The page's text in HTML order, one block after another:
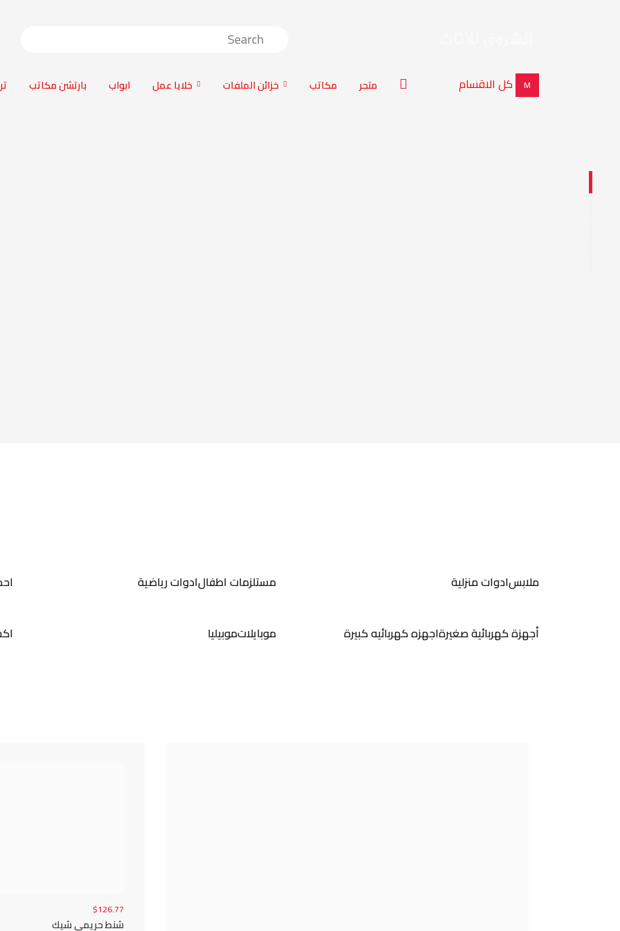
M كل الاقسام متجر مكاتب خزائن الملفات خلايا عمل ابواب بارتشن مكاتب
ملابسادوات منزلية مستلزمات اطفالادوات رياضية
أجهزة كهربائية صغيرةاجهزه كهربائيه كبيرة موبايلاتموبيليا
$126.77
شنط حريمي شيك